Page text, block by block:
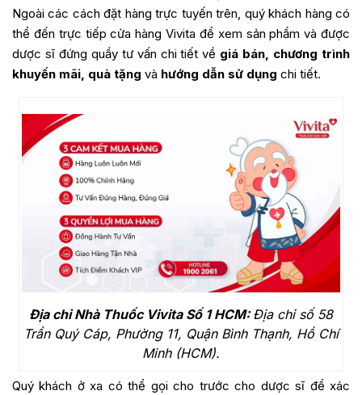
Ngoài các cách đặt hàng trực tuyến trên, quý khách hàng có
thể đến trực tiếp cửa hàng Vivita để xem sản phẩm và được
dược sĩ đứng quầy tư vấn chi tiết về giá bán, chương trình
khuyến mãi, quà tặng và hướng dẫn sử dụng chi tiết.
Địa chỉ Nhà Thuốc Vivita Số 1 HCM:Địa chỉ số 58
Trần Quý Cáp, Phường 11, Quận Bình Thạnh, Hồ Chí
Minh (HCM).
Quý khách ở xa có thể gọi cho trước cho dược sĩ để xác